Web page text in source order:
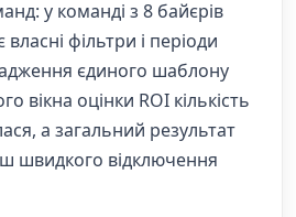
у команді з 8 байєрів
фільтри і періоди
єдиного шаблону
вікна оцінки ROI кількість
а загальний результат
швидкого відключення